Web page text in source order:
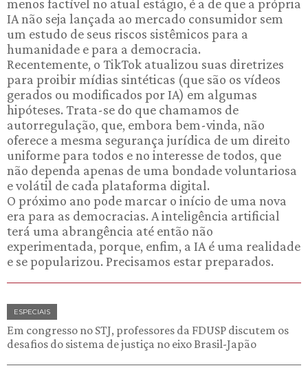
menos factível no atual estágio, é a de que a própria
IA não seja lançada ao mercado consumidor sem
um estudo de seus riscos sistêmicos para a
humanidade e para a democracia.
Recentemente, o TikTok atualizou suas diretrizes
para proibir mídias sintéticas (que são os vídeos
gerados ou modificados por IA) em algumas
hipóteses. Trata-se do que chamamos de
autorregulação, que, embora bem-vinda, não
oferece a mesma segurança jurídica de um direito
uniforme para todos e no interesse de todos, que
não dependa apenas de uma bondade voluntariosa
e volátil de cada plataforma digital.
O próximo ano pode marcar o início de uma nova
era para as democracias. A inteligência artificial
terá uma abrangência até então não
experimentada, porque, enfim, a IA é uma realidade
e se popularizou. Precisamos estar preparados.
ESPECIAIS
Em congresso no STJ, professores da FDUSP discutem os
desafios do sistema de justiça no eixo Brasil-Japão